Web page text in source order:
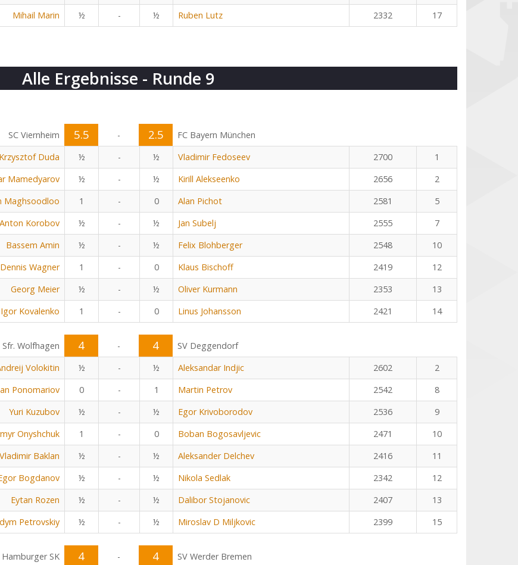
Mihail Marin ½ - ½ Ruben Lutz 2332 17
Alle Ergebnisse - Runde 9
SC Viernheim 5.5 - 2.5
FC Bayern München
Duda ½ - ½ Vladimir Fedoseev 2700
1
Mamedyarov ½ - ½ Kirill Alekseenko 2656
2
Maghsoodloo 1 - 0 Alan Pichot 2581
5
Anton Korobov ½ - ½ Jan Subelj 2555
7
Bassem Amin ½ - ½ Felix Blohberger 2548
10
Dennis Wagner 1 - 0 Klaus Bischoff 2419
12
Georg Meier ½ - ½ Oliver Kurmann 2353
13
Igor Kovalenko 1 - 0 Linus Johansson 2421 14
Sfr. Wolfhagen 4 - 4
SV Deggendorf
Volokitin ½ - ½ Aleksandar Indjic 2602
2
Ponomariov 0 - 1 Martin Petrov 2542
8
Yuri Kuzubov ½ - ½ Egor Krivoborodov 2536
9
Onyshchuk 1 - 0 Boban Bogosavljevic 2471
10
Vladimir Baklan ½ - ½ Aleksander Delchev 2416
11
Bogdanov ½ - ½ Nikola Sedlak 2342
12
Eytan Rozen ½ - ½ Dalibor Stojanovic 2407
13
Petrovskiy ½ - ½ Miroslav D Miljkovic 2399 15
Hamburger SK 4 - 4
SV Werder Bremen